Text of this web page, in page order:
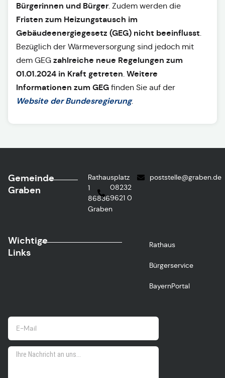
Bürgerinnen und Bürger. Zudem werden die
Fristen zum Heizungstausch im
Gebäudeenergiegesetz (GEG) nicht beeinflusst.
Bezüglich der Wärmeversorgung sind jedoch mit
dem GEG zahlreiche neue Regelungen zum
01.01.2024 in Kraft getreten. Weitere
Informationen zum GEG finden Sie auf der
Website der Bundesregierung.
Gemeinde
Graben
Rathausplatz
1
86836
Graben
08232
9621 0
poststelle@graben.de
Wichtige
Links
Rathaus
Bürgerservice
BayernPortal